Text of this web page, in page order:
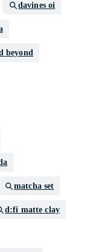
davines oi
beyond
matcha set
d:fi matte clay